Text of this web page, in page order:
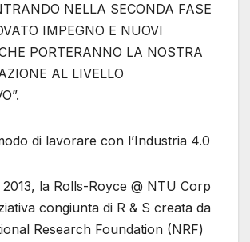
NELLA SECONDA FASE
IMPEGNO E NUOVI
PORTERANNO LA NOSTRA
AL LIVELLO
di lavorare con l’Industria 4.0
la Rolls-Royce @ NTU Corp
congiunta di R & S creata da
Research Foundation (NRF)